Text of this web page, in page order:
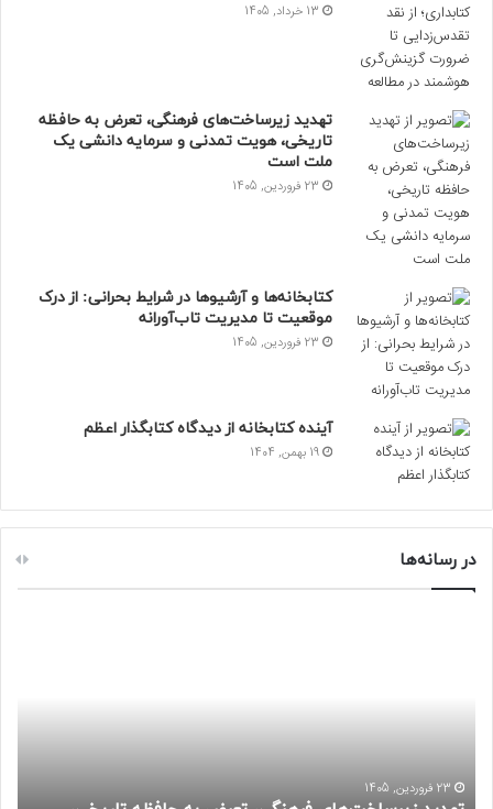
13 خرداد, 1405
تهدید زیرساخت‌های فرهنگی، تعرض به حافظه
تاریخی، هویت تمدنی و سرمایه دانشی یک
ملت است
23 فروردین, 1405
کتابخانه‌ها و آرشیوها در شرایط بحرانی: از درک
موقعیت تا مدیریت تاب‌آورانه
23 فروردین, 1405
آینده کتابخانه از دیدگاه کتابگذار اعظم
19 بهمن, 1404
در رسانه‌ها
23 فروردین, 1405